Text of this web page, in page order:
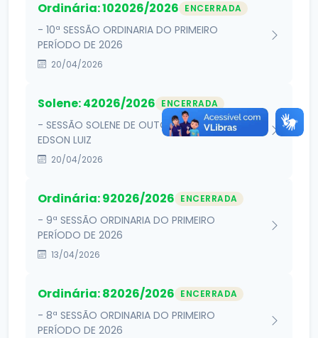
Ordinária: 102026/2026 ENCERRADA
- 10ª SESSÃO ORDINARIA DO PRIMEIRO
PERÍODO DE 2026
20/04/2026
Solene: 42026/2026 ENCERRADA
- SESSÃO SOLENE DE OUTORGA DA COMENDA
EDSON LUIZ
20/04/2026
Ordinária: 92026/2026 ENCERRADA
- 9ª SESSÃO ORDINARIA DO PRIMEIRO
PERÍODO DE 2026
13/04/2026
Ordinária: 82026/2026 ENCERRADA
- 8ª SESSÃO ORDINARIA DO PRIMEIRO
PERÍODO DE 2026